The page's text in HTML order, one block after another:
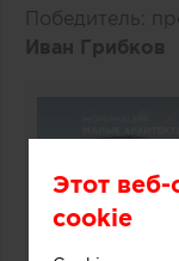
Победитель:
Иван Грибков
Этот веб-
cookie